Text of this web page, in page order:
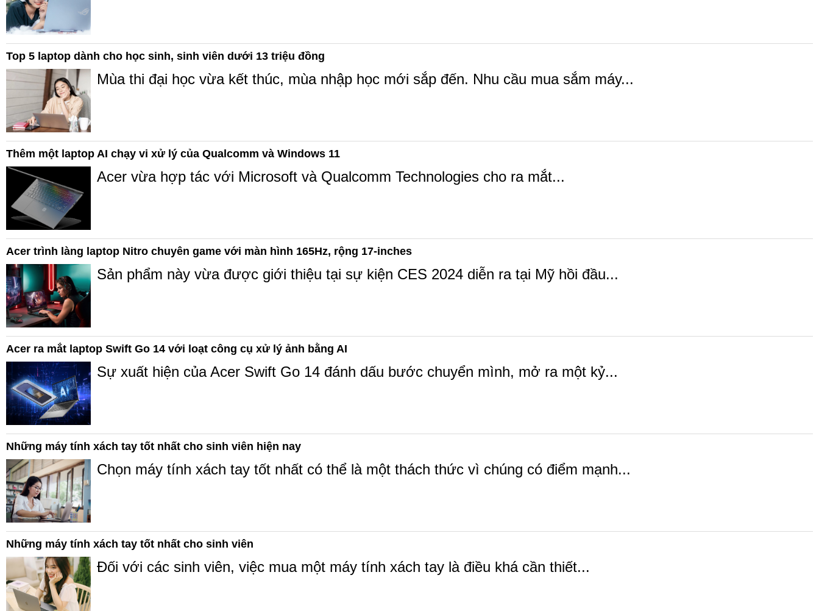
Top 5 laptop dành cho học sinh, sinh viên dưới 13 triệu đồng
Mùa thi đại học vừa kết thúc, mùa nhập học mới sắp đến. Nhu cầu mua sắm máy...
Thêm một laptop AI chạy vi xử lý của Qualcomm và Windows 11
Acer vừa hợp tác với Microsoft và Qualcomm Technologies cho ra mắt...
Acer trình làng laptop Nitro chuyên game với màn hình 165Hz, rộng 17-inches
Sản phẩm này vừa được giới thiệu tại sự kiện CES 2024 diễn ra tại Mỹ hồi đầu...
Acer ra mắt laptop Swift Go 14 với loạt công cụ xử lý ảnh bằng AI
Sự xuất hiện của Acer Swift Go 14 đánh dấu bước chuyển mình, mở ra một kỷ...
Những máy tính xách tay tốt nhất cho sinh viên hiện nay
Chọn máy tính xách tay tốt nhất có thể là một thách thức vì chúng có điểm mạnh...
Những máy tính xách tay tốt nhất cho sinh viên
Đối với các sinh viên, việc mua một máy tính xách tay là điều khá cần thiết...